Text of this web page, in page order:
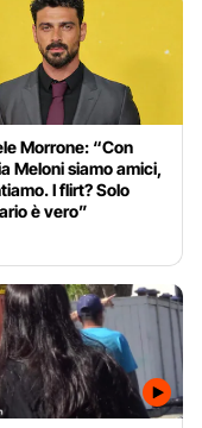
Morrone: “Con
Meloni siamo amici,
I flirt? Solo
è vero”